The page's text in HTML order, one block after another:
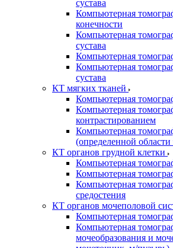
сустава
Компьютерная
конечности
Компьютерная
сустава
Компьютерная
Компьютерная
сустава
КТ мягких тканей
Компьютерная
Компьютерная
контрастированием
Компьютерная
(определенной области
КТ органов грудной клетки
Компьютерная
Компьютерная
Компьютерная
средостения
КТ органов мочеполовой
Компьютерная
Компьютерная
мочеобразования и